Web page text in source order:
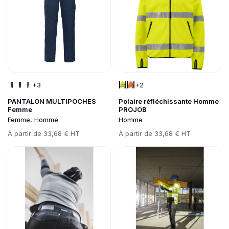
PANTALON MULTIPOCHES
Femme
Femme, Homme
Prix
À partir de 33,68 € HT
+3
Polaire réfléchissante Homme
PROJOB
Homme
Prix
À partir de 33,68 € HT
+2
Go to product page